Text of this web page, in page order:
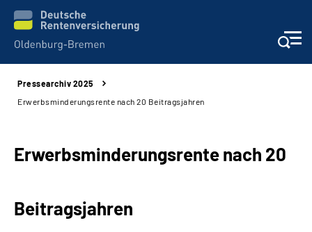
Karriere
Pressearchiv 2025
Erwerbsminderungsrente nach 20 Beitragsjahren
Erwerbsminderungsrente nach 20
Beitragsjahren